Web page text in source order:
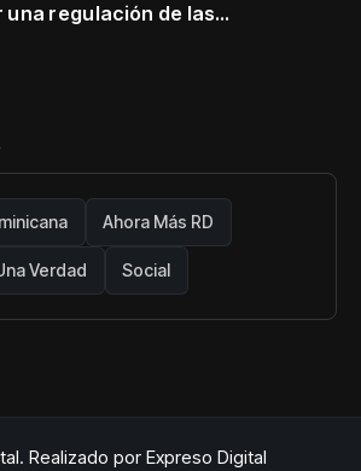
una regulación de las
Ahora Más RD
Verdad Social
Realizado por Expreso Digital